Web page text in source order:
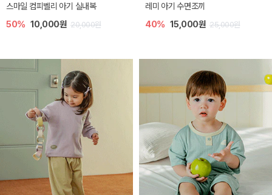
스마일 컴피벨리 아기 실내복
50% 10,000원 20,000원
레미 아기 수면조끼
40% 15,000원 25,000원